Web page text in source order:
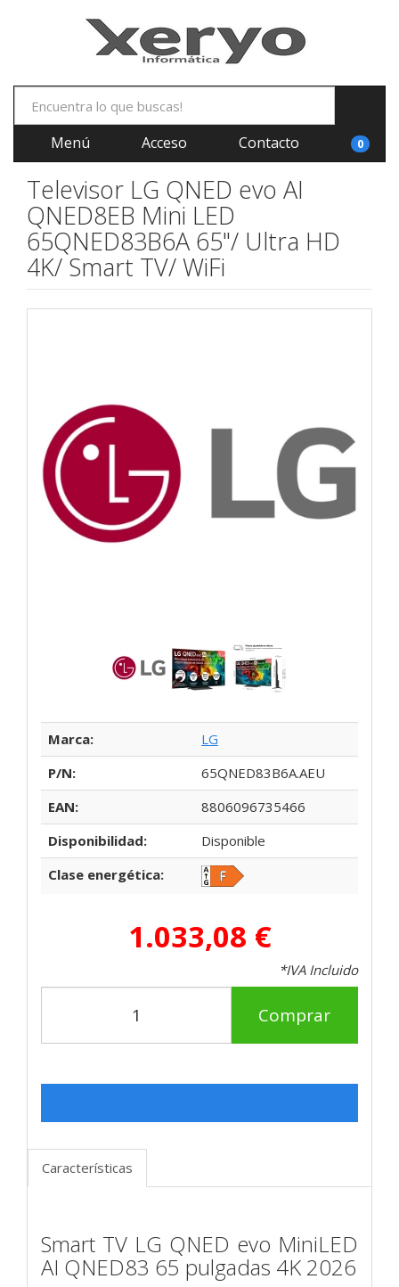
Menú Acceso Contacto 0
Televisor LG QNED evo AI
QNED8EB Mini LED
65QNED83B6A 65"/ Ultra HD
4K/ Smart TV/ WiFi
Marca:
LG
P/N:
65QNED83B6A.AEU
EAN:
8806096735466
Disponibilidad:
Disponible
Clase energética:
1.033,08 €
*IVA Incluido
Comprar
Características
Smart TV LG QNED evo MiniLED
AI QNED83 65 pulgadas 4K 2026